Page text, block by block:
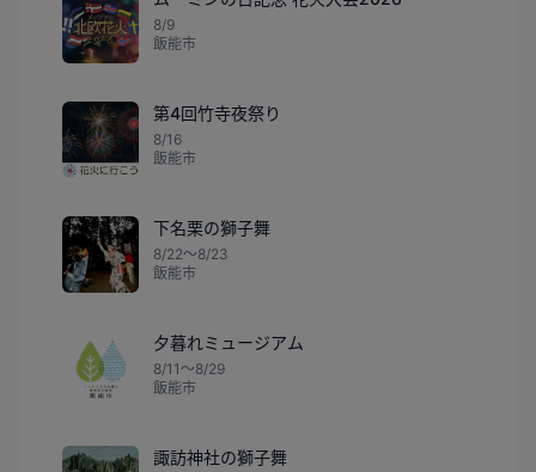
8/9
飯能市
第4回竹寺夜祭り
8/16
飯能市
下名栗の獅子舞
8/22〜8/23
飯能市
夕暮れミュージアム
8/11〜8/29
飯能市
諏訪神社の獅子舞